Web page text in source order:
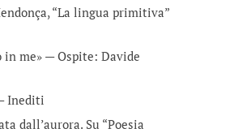
“La lingua primitiva”
in me» — Ospite: Davide
Inediti
dall’aurora. Su “Poesia